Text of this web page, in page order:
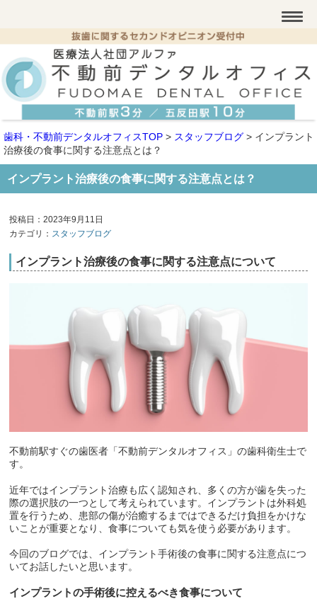
歯科・不動前デンタルオフィスTOP > スタッフブログ > インプラント
治療後の食事に関する注意点とは？
インプラント治療後の食事に関する注意点とは？
投稿日：2023年9月11日
カテゴリ： スタッフブログ
インプラント治療後の食事に関する注意点について
不動前駅すぐの歯医者「不動前デンタルオフィス」の歯科衛生士で
す。
近年ではインプラント治療も広く認知され、多くの方が歯を失った
際の選択肢の一つとして考えられています。インプラントは外科処
置を行うため、患部の傷が治癒するまではできるだけ負担をかけな
いことが重要となり、食事についても気を使う必要があります。
今回のブログでは、インプラント手術後の食事に関する注意点につ
いてお話したいと思います。
インプラントの手術後に控えるべき食事について